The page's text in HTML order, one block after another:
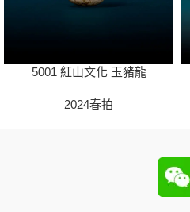
5001 紅山文化 玉豬龍
2024春拍